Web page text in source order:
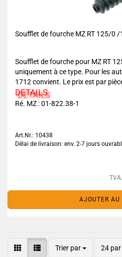
Soufflet de fourche MZ RT 125/0 /1
Soufflet de fourche pour MZ RT
uniquement à ce type. Pour les
1712 convient. Le prix est par
DETAILS
Ré. MZ : 01-822.38-1
Art.Nr.: 10438
Délai de livraison: env. 2-7 jours
AJOUTER AU
Trier par 24